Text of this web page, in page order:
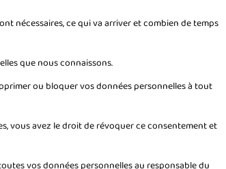
nécessaires, ce qui va arriver et combien de temps
que nous connaissons.
ou bloquer vos données personnelles à tout
vous avez le droit de révoquer ce consentement et
vos données personnelles au responsable du